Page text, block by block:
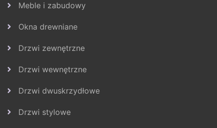
Meble i zabudowy
Okna drewniane
Drzwi zewnętrzne
Drzwi wewnętrzne
Drzwi dwuskrzydłowe
Drzwi stylowe